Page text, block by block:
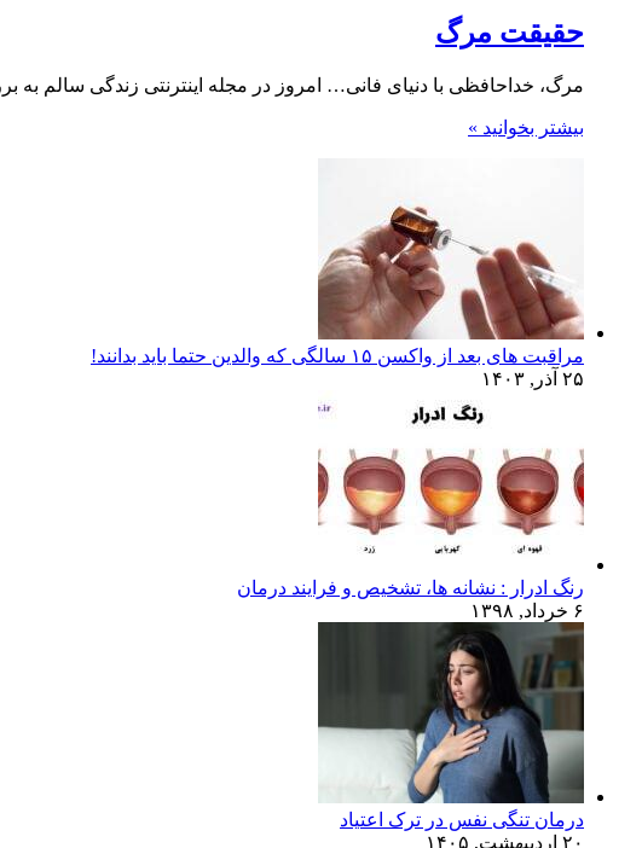
حقیقت مرگ
مرگ، خداحافظی با دنیای فانی… امروز در مجله اینترنتی زندگی
بیشتر بخوانید »
مراقبت های بعد از واکسن ۱۵ سالگی که والدین حتما باید بدانند!
۲۵ آذر, ۱۴۰۳
رنگ ادرار : نشانه ها، تشخیص و فرایند درمان
۶ خرداد, ۱۳۹۸
درمان تنگی نفس در ترک اعتیاد
۲۰ اردیبهشت, ۱۴۰۵